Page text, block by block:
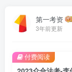
第一考资
3年前更新
付费阅读